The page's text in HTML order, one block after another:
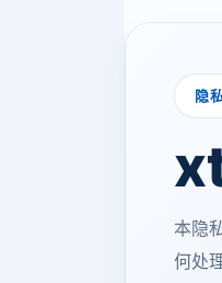
隐
本隐
何处